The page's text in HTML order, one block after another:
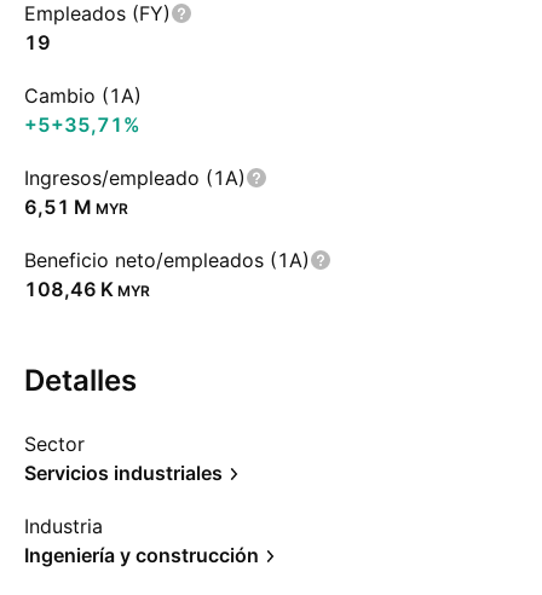
Empleados (FY)
19
Cambio (1A)
+5+35,71%
Ingresos/empleado (1A)
‪6,51 M‬ MYR
Beneficio neto/empleados (1A)
‪108,46 K‬ MYR
Detalles
Sector
Servicios industriales
Industria
Ingeniería y construcción